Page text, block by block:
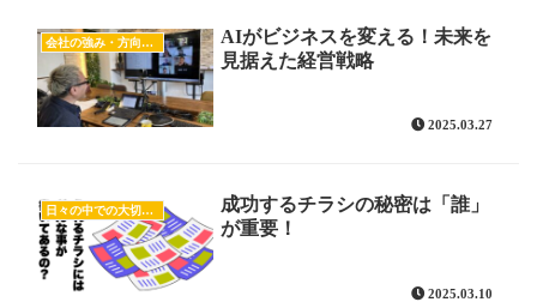
会社の強み・方向性を明確にする
AIがビジネスを変える！未来を
見据えた経営戦略
2025.03.27
日々の中での大切な気付き
成功するチラシの秘密は「誰」
が重要！
2025.03.10